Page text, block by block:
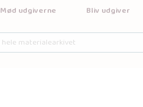
Mød udgiverne Bliv udgiver